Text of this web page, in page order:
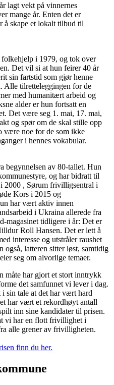
lagt vekt på vinnernes
mange år. Enten det er
å skape et lokalt tilbud til
i 1979, og tok over
Det vil si at hun feirer 40 år
sin fartstid som gjør henne
Alle tilretteleggingen for de
med humanitært arbeid og
alder er hun fortsatt en
Det være seg 1. mai, 17. mai,
og spør om de skal stille opp
være noe for de som ikke
i hennes vokabular.
av 80-tallet. Hun
og har bidratt til
2000 , Sørum frivilligsentral i
Kors i 2015 og
har vært aktiv innen
i Ukraina allerede fra
magasinet tidligere i år: Det er
Roll Hansen. Det er lett å
interesse og utstråler raushet
latteren sitter løst, samtidig
seg om alvorlige temaer.
måte har gjort et stort inntrykk
det samfunnet vi lever i dag.
sin tale at det har vært hard
har vært et rekordhøyt antall
inn sine kandidater til prisen.
vi har en flott frivillighet i
alle grener av frivilligheten.
finn du her.